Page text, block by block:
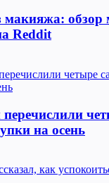
обзор
Reddit
на осень